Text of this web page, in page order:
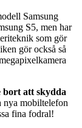
Samsung
S5, men har
som gör
gör också så
bort att skydda
nya mobiltelefon
fina fodral!